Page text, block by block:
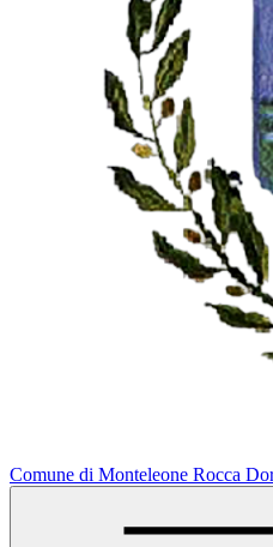
Comune di Monteleone Rocca